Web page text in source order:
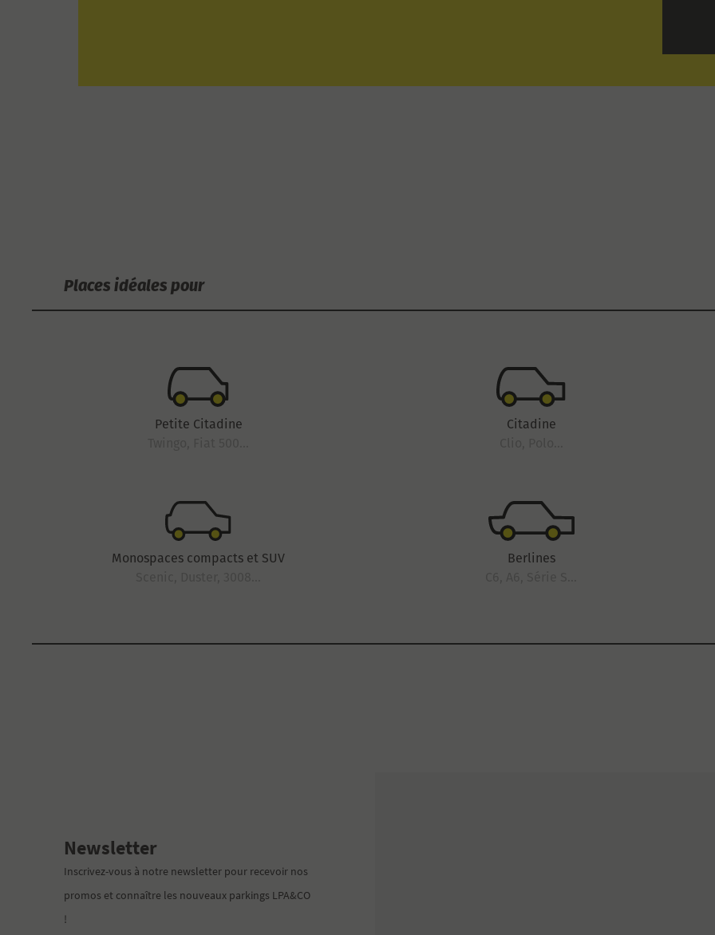
Places idéales pour
Petite Citadine
Citadine
Monospaces compacts et SUV
Berlines
Newsletter
Inscrivez-vous à notre newsletter pour recevoir nos
promos et connaître les nouveaux parkings LPA&CO
!